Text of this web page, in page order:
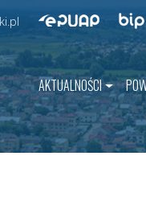
Przejdź do ePUAP
AKTUALNOŚCI